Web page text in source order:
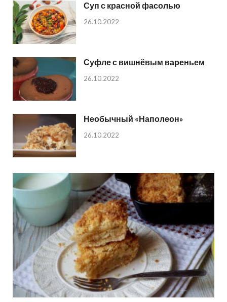
Суп с красной фасолью
26.10.2022
Суфле с вишнёвым вареньем
26.10.2022
Необычный «Наполеон»
26.10.2022